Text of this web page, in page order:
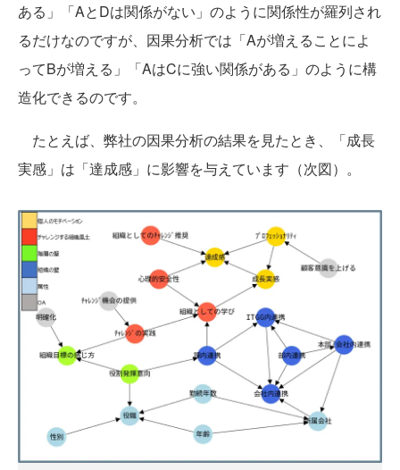
ある」「AとDは関係がない」のように関係性が羅列され
るだけなのですが、因果分析では「Aが増えることによ
ってBが増える」「AはCに強い関係がある」のように構
造化できるのです。
たとえば、弊社の因果分析の結果を見たとき、「成長
実感」は「達成感」に影響を与えています（次図）。